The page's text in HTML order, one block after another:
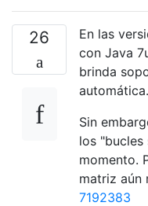
26
En las
con Java
brinda
Sin
los "bucles
momento.
matriz aún
7192383